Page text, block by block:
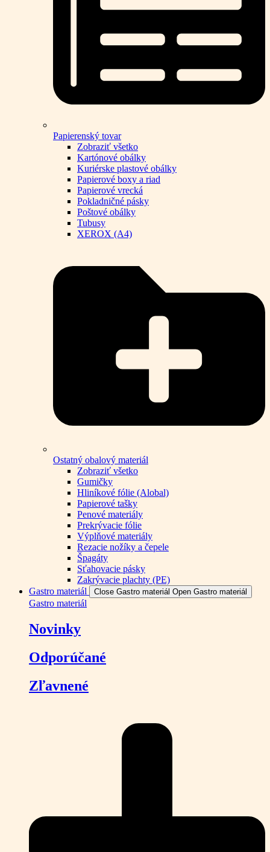
Papierenský tovar
Zobraziť všetko
Kartónové obálky
Kuriérske plastové obálky
Papierové boxy a riad
Papierové vrecká
Pokladničné pásky
Poštové obálky
Tubusy
XEROX (A4)
Ostatný obalový materiál
Zobraziť všetko
Gumičky
Hliníkové fólie (Alobal)
Papierové tašky
Penové materiály
Prekrývacie fólie
Výplňové materiály
Rezacie nožíky a čepele
Špagáty
Sťahovacie pásky
Zakrývacie plachty (PE)
Gastro materiál
Close Gastro materiál Open Gastro materiál
Gastro materiál
Novinky
Odporúčané
Zľavnené